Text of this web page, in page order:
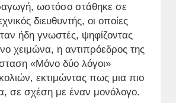
ωστόσο στάθηκε σε
διευθυντής, οι οποίες
ήδη γνωστές, ψηφίζοντας
χειμώνα, η αντιπρόεδρος της
«Μόνο δύο λόγοι»
εκτιμώντας πως μια πιο
σε σχέση με έναν μονόλογο.